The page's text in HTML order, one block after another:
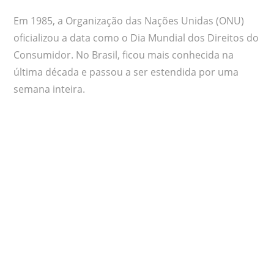
Em 1985, a Organização das Nações Unidas (ONU)
oficializou a data como o Dia Mundial dos Direitos do
Consumidor. No Brasil, ficou mais conhecida na
última década e passou a ser estendida por uma
semana inteira.